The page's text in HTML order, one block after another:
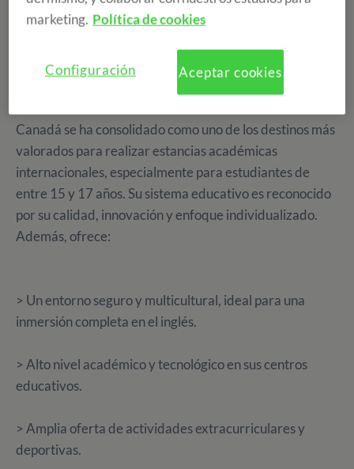
¿Por qué elegir Canadá?
Canadá se ha consolidado como uno de los destinos más
valorados para realizar estancias académicas
internacionales, especialmente para estudiantes de
entre 15 y 17 años. Su sistema educativo es reconocido
por su calidad, innovación y enfoque individualizado.
Además, ofrece:
> Un entorno seguro y multicultural, ideal para una
inmersión completa en el inglés.
> Alto nivel académico y tecnológico en sus centros
educativos.
> Amplia oferta de actividades extracurriculares y
deportivas.
marketing. Política de cookies
Aceptar cookies
Configuración